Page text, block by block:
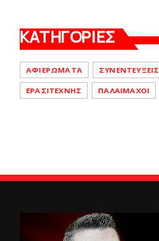
ΚΑΤΗΓΟΡΙΕΣ
ΑΦΙΕΡΩΜΑΤΑ ΣΥΝΕΝΤΕΥΞΕΙΣ
ΕΡΑΣΙΤΕΧΝΗΣ
ΠΑΛΑΙΜΑΧΟΙ